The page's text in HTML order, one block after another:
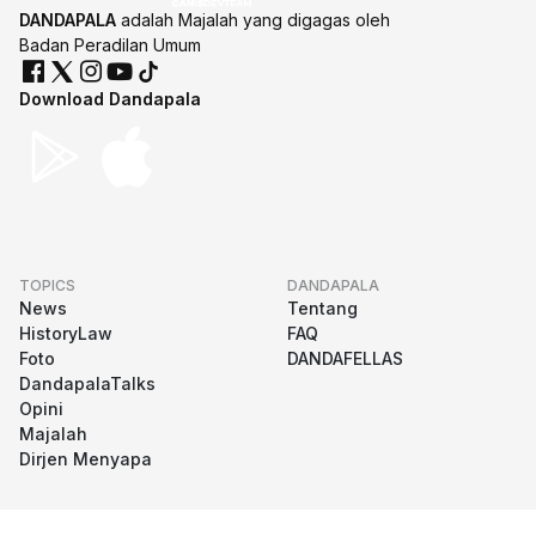
DANDAPALA adalah Majalah yang digagas oleh
Badan Peradilan Umum
Download Dandapala
TOPICS
News
HistoryLaw
Foto
DandapalaTalks
Opini
Majalah
Dirjen Menyapa
DANDAPALA
Tentang
FAQ
DANDAFELLAS